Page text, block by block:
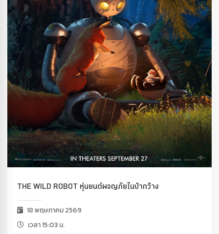
THE WILD ROBOT หุ่นยนต์ผจญภัยในป่ากว้าง
18 พฤษภาคม 2569
เวลา 15:03 น.